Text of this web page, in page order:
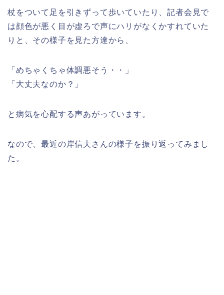
杖をついて足を引きずって歩いていたり、記者会見で
は顔色が悪く目が虚ろで声にハリがなくかすれていた
りと、その様子を見た方達から、
「めちゃくちゃ体調悪そう・・」
「大丈夫なのか？」
と病気を心配する声あがっています。
なので、最近の岸信夫さんの様子を振り返ってみまし
た。